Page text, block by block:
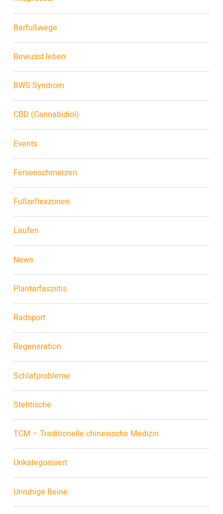
Barfußwege
Bewusst leben
BWS Syndrom
CBD (Cannabidiol)
Events
Fersenschmerzen
Fußreflexzonen
Laufen
News
Plantarfasziitis
Radsport
Regeneration
Schlafprobleme
Stehtische
TCM – Traditionelle chinesische Medizin
Unkategorisiert
Unruhige Beine